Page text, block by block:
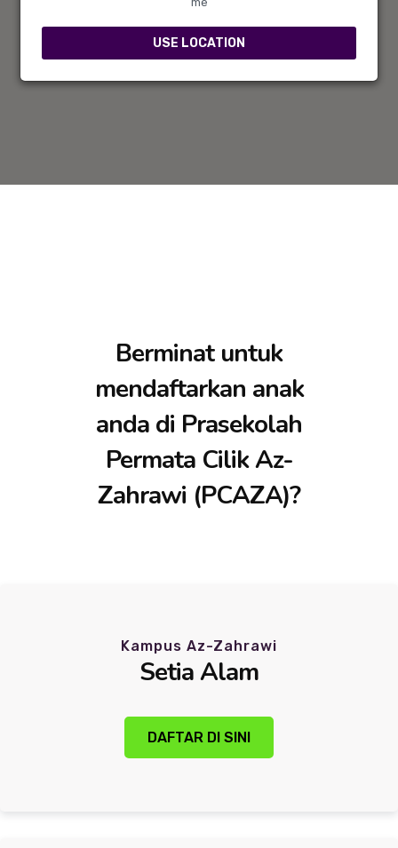
USE LOCATION
Berminat untuk
mendaftarkan anak
anda di Prasekolah
Permata Cilik Az-
Zahrawi (PCAZA)?
Kampus Az-Zahrawi
Setia Alam
DAFTAR DI SINI